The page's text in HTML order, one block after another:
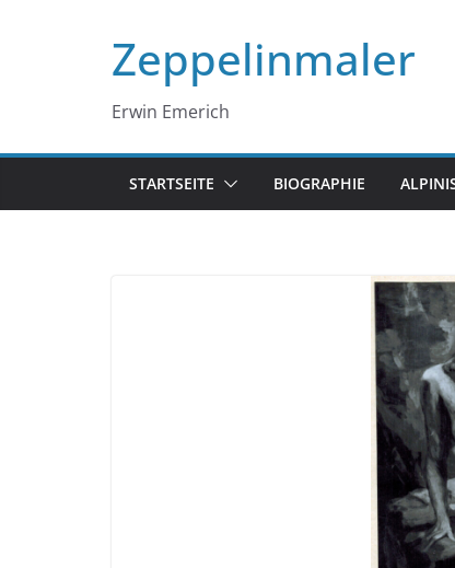
Zeppelinmaler
Erwin Emerich
STARTSEITE BIOGRAPHIE